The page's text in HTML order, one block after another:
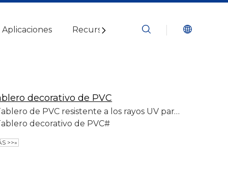
Aplicaciones Recursos Blogs Contáctenos
decorativo de PVC
Tablero de PVC resistente a los rayos UV para paredes
decorativo de PVC#
>>»